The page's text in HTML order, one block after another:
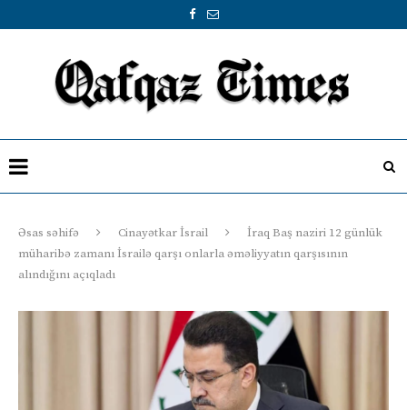
Əsas səhifə Cinayətkar İsrail
İraq Baş naziri 12 günlük
müharibə zamanı İsrailə qarşı onlarla əməliyyatın qarşısının
alındığını açıqladı